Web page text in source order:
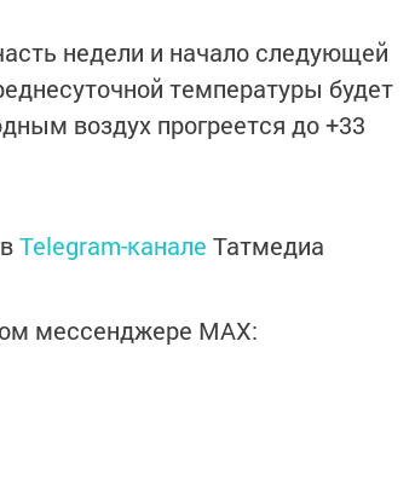
недели и начало следующей
температуры будет
воздух прогреется до +33
Telegram-канале Татмедиа
мессенджере MАХ: